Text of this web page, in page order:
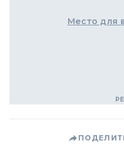
Место для